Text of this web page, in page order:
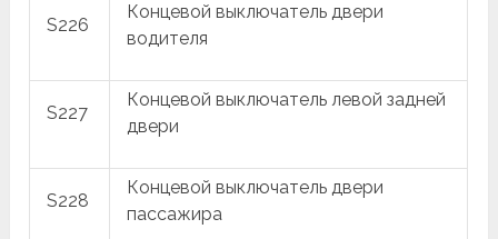
S226
Концевой выключатель двери
водителя
S227
Концевой выключатель левой задней
двери
S228
Концевой выключатель двери
пассажира